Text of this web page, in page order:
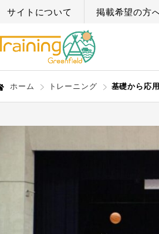
サイトについて 掲載希望の方
ホーム トレーニング 基礎から応